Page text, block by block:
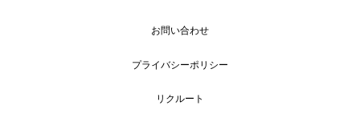
お問い合わせ
プライバシーポリシー
リクルート